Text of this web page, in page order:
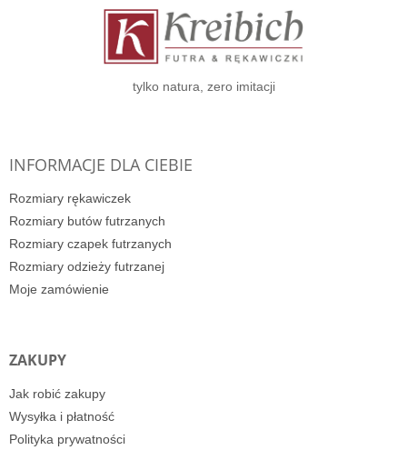
tylko natura, zero imitacji
INFORMACJE DLA CIEBIE
Rozmiary rękawiczek
Rozmiary butów futrzanych
Rozmiary czapek futrzanych
Rozmiary odzieży futrzanej
Moje zamówienie
ZAKUPY
Jak robić zakupy
Wysyłka i płatność
Polityka prywatności